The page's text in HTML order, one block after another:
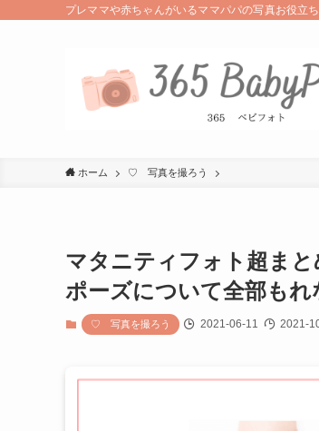
プレママや赤ちゃんがいるママパパの写真お役立
ホーム ♡ 写真を撮ろう
マタニティフォト超ま
ポーズについて全部もれ
♡ 写真を撮ろう 2021-06-11 2021-